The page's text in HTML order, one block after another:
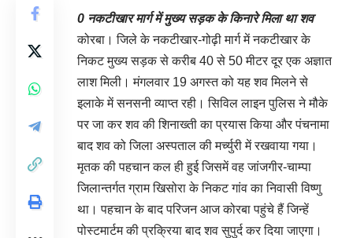
0 नकटीखार मार्ग में मुख्य सड़क के किनारे मिला था शव
कोरबा। जिले के नकटीखार-गोढ़ी मार्ग में नकटीखार के
निकट मुख्य सड़क से करीब 40 से 50 मीटर दूर एक अज्ञात
लाश मिली। मंगलवार 19 अगस्त को यह शव मिलने से
इलाके में सनसनी व्याप्त रही। सिविल लाइन पुलिस ने मौके
पर जा कर शव की शिनाख्ती का प्रयास किया और पंचनामा
बाद शव को जिला अस्पताल की मर्च्युरी में रखवाया गया।
मृतक की पहचान कल ही हुई जिसमें वह जांजगीर-चाम्पा
जिलान्तर्गत ग्राम खिसोरा के निकट गांव का निवासी विष्णु
था। पहचान के बाद परिजन आज कोरबा पहुंचे हैं जिन्हें
पोस्टमार्टम की प्रक्रिया बाद शव सुपुर्द कर दिया जाएगा।